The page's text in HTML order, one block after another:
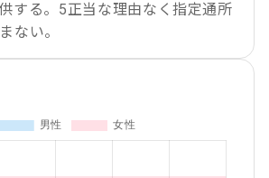
する。5正当な理由なく指定通所
ない。